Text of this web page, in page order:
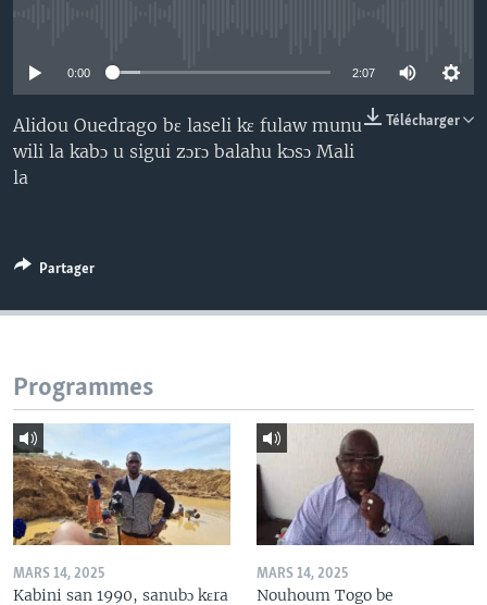
0:00 2:07
Télécharger
Alidou Ouedrago bɛ laseli kɛ fulaw munu
wili la kabɔ u sigui zɔrɔ balahu kɔsɔ Mali
la
Partager
Programmes
MARS 14, 2025
Kabini san 1990, sanubɔ kɛra
MARS 14, 2025
Nouhoum Togo be